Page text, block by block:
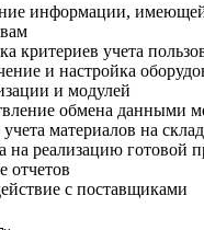
информации,
критериев учета
и настройка
и модулей
обмена данными
материалов на
на реализацию готовой
отчетов
с поставщиками